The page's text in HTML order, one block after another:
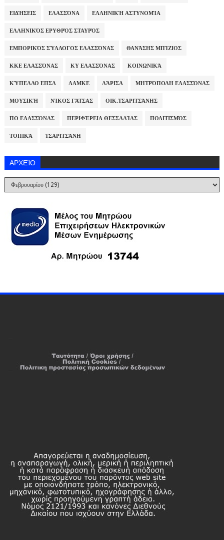
ΕΙΔΉΣΕΙΣ ΕΛΑΣΣΌΝΑ ΕΛΛΗΝΙΚΉ ΑΣΤΥΝΟΜΊΑ
ΕΛΛΗΝΙΚΌΣ ΕΡΥΘΡΌΣ ΣΤΑΥΡΌΣ
ΕΜΠΟΡΙΚΌΣ ΣΎΛΛΟΓΟΣ ΕΛΑΣΣΌΝΑΣ ΘΑΝΆΣΗΣ ΜΠΊΖΙΟΣ
ΚΚΕ ΕΛΑΣΣΌΝΑΣ ΚΥ ΕΛΑΣΣΌΝΑΣ ΚΟΙΝΩΝΙΚΆ
ΚΎΠΕΛΛΟ ΕΠΣΛ ΛΑΜΚΕ ΛΆΡΙΣΑ ΜΗΤΡΌΠΟΛΗ ΕΛΑΣΣΌΝΑΣ
ΜΟΥΣΙΚΉ ΝΊΚΟΣ ΓΆΤΣΑΣ ΟΙΚ.ΤΣΑΡΙΤΣΆΝΗΣ
ΠΟ ΕΛΑΣΣΌΝΑΣ ΠΕΡΙΦΈΡΕΙΑ ΘΕΣΣΑΛΊΑΣ ΠΟΛΙΤΙΣΜΌΣ
ΤΟΠΙΚΆ ΤΣΑΡΙΤΣΆΝΗ
ΑΡΧΕΊΟ